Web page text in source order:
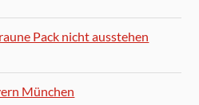
Pack nicht ausstehen
München